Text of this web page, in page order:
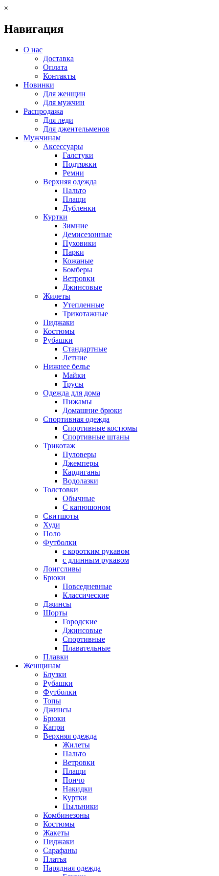
×
Навигация
О нас
Доставка
Оплата
Контакты
Новинки
Для женщин
Для мужчин
Распродажа
Для леди
Для джентельменов
Мужчинам
Аксессуары
Галстуки
Подтяжки
Ремни
Верхняя одежда
Пальто
Плащи
Дубленки
Куртки
Зимние
Демисезонные
Пуховики
Парки
Кожаные
Бомберы
Ветровки
Джинсовые
Жилеты
Утепленные
Трикотажные
Пиджаки
Костюмы
Рубашки
Стандартные
Летние
Нижнее белье
Майки
Трусы
Одежда для дома
Пижамы
Домашние брюки
Спортивная одежда
Спортивные костюмы
Спортивные штаны
Трикотаж
Пуловеры
Джемперы
Кардиганы
Водолазки
Толстовки
Обычные
С капюшоном
Свитшоты
Худи
Поло
Футболки
с коротким рукавом
с длинным рукавом
Лонгсливы
Брюки
Повседневные
Классические
Джинсы
Шорты
Городские
Джинсовые
Спортивные
Плавательные
Плавки
Женщинам
Блузки
Рубашки
Футболки
Топы
Джинсы
Брюки
Капри
Верхняя одежда
Жилеты
Пальто
Ветровки
Плащи
Пончо
Накидки
Куртки
Пыльники
Комбинезоны
Костюмы
Жакеты
Пиджаки
Сарафаны
Платья
Нарядная одежда